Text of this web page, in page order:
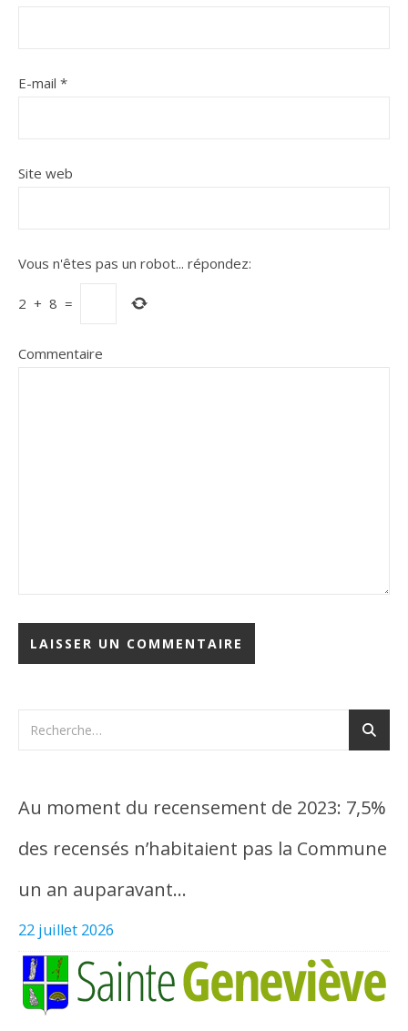
E-mail *
Site web
Vous n'êtes pas un robot... répondez:
2 + 8 =
Commentaire
Au moment du recensement de 2023: 7,5%
des recensés n’habitaient pas la Commune
un an auparavant…
22 juillet 2026